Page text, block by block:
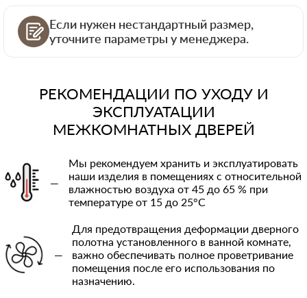
Если нужен нестандартный размер,
уточните параметры у менеджера.
РЕКОМЕНДАЦИИ ПО УХОДУ И
ЭКСПЛУАТАЦИИ
МЕЖКОМНАТНЫХ ДВЕРЕЙ
—
Мы рекомендуем хранить и эксплуатировать
наши изделия в помещениях с относительной
влажностью воздуха от 45 до 65 % при
температуре от 15 до 25°C
—
Для предотвращения деформации дверного
полотна установленного в ванной комнате,
важно обеспечивать полное проветривание
помещения после его использования по
назначению.